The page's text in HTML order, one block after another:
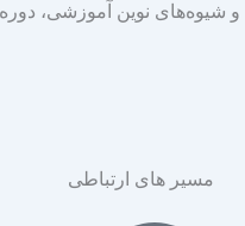
شیوه‌های نوین آموزشی،
مسیر های ارتباطی